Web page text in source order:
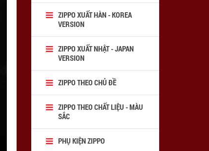
ZIPPO XUẤT HÀN - KOREA
VERSION
ZIPPO XUẤT NHẬT - JAPAN
VERSION
ZIPPO THEO CHỦ ĐỀ
ZIPPO THEO CHẤT LIỆU - MÀU
SẮC
PHỤ KIỆN ZIPPO